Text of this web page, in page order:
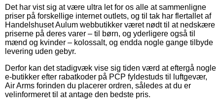
Det har vist sig at være ultra let for os alle at sammenligne
priser på forskellige internet outlets, og til tak har flertallet af
Handelshuset Aulum webbutikker været nødt til at nedskære
priserne på deres varer – til børn, og yderligere også til
mænd og kvinder – kolossalt, og endda nogle gange tilbyde
levering uden gebyr.
Derfor kan det stadigvæk vise sig tiden værd at eftergå nogle
e-butikker efter rabatkoder på PCP fyldestuds til luftgevær,
Air Arms forinden du placerer ordren, således at du er
velinformeret til at antage den bedste pris.